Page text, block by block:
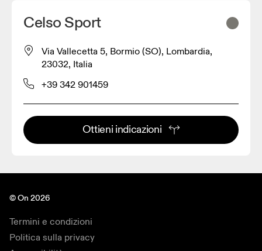
Celso Sport
Via Vallecetta 5, Bormio (SO), Lombardia,
23032, Italia
+39 342 901459
Ottieni indicazioni
© On 2026
Termini e condizioni
Politica sulla privacy